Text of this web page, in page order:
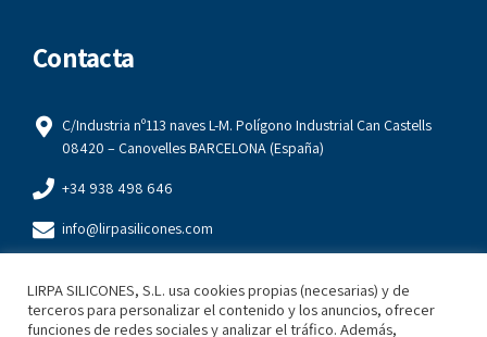
Contacta
C/Industria nº113 naves L-M. Polígono Industrial Can Castells
08420 – Canovelles BARCELONA (España)
+34 938 498 646
info@lirpasilicones.com
Legal
LIRPA SILICONES, S.L. usa cookies propias (necesarias) y de
terceros para personalizar el contenido y los anuncios, ofrecer
funciones de redes sociales y analizar el tráfico. Además,